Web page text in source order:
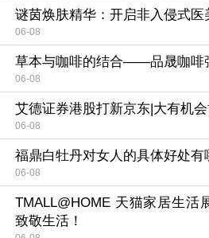
谜茵焕肤精华：开启非入侵式医
06-08
草本与咖啡的结合——品晟咖啡
06-08
艾德证券港股打新京东|大有机
06-08
福鼎白牡丹对女人的具体好处有
06-08
TMALL@HOME 天猫家居生活
致敬生活！